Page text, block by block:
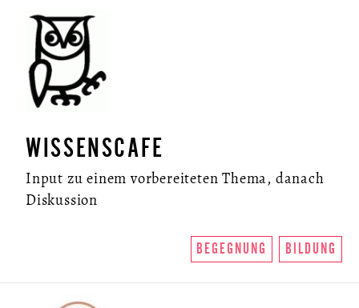
WISSENSCAFE
Input zu einem vorbereiteten Thema, danach
Diskussion
BEGEGNUNG BILDUNG